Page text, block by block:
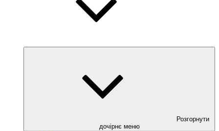
Розгорнути
дочірнє меню